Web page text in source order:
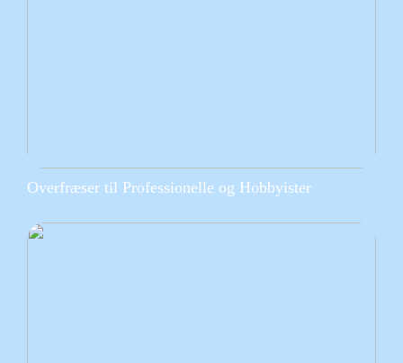
Overfræser til Professionelle og Hobbyister